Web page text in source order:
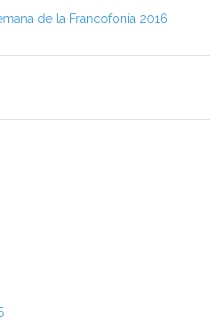
de la Francofonía 2016